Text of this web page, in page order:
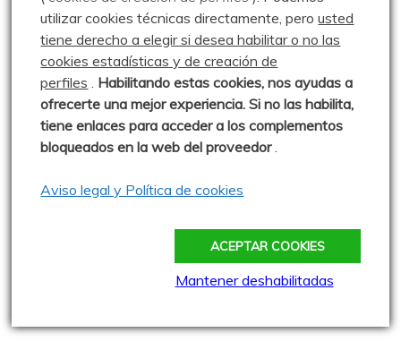
Cronoescalada TORREÓN Carrera Vertical
Más madera - El blog de Rober
Montañas a esgalla - Vidal Rioja
Naturaleza de la Valdavia - Luis Herrero
Ojo Lince y Sra.
Paseos por las Montañas - Javier Ureta
El Tumbarral de Avigamo Films
utilizar cookies técnicas directamente, perousted
tiene derecho a elegir si desea habilitar o no las
cookies estadísticas y de creación de
perfiles . Habilitando estas cookies, nos ayudas a
ofrecerte una mejor experiencia. Si no las habilita,
tiene enlaces para acceder a los complementos
bloqueados en la web del proveedor.
Aviso legal y Política de cookies
ACEPTAR COOKIES
Mantener deshabilitadas